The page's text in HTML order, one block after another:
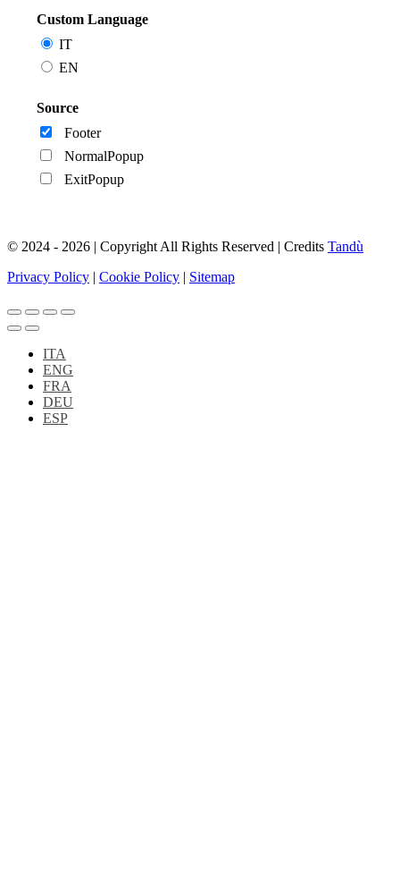
Custom Language
IT
EN
Source
Footer
NormalPopup
ExitPopup
© 2024 - 2026 | Copyright All Rights Reserved | Credits Tandù
Privacy Policy | Cookie Policy | Sitemap
ITA
ENG
FRA
DEU
ESP